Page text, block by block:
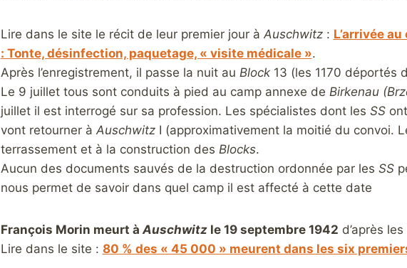
Lire dans le site le récit de leur premier jour à Auschwitz: L’arrivée
: Tonte, désinfection, paquetage, « visite médicale ».
Après l’enregistrement, il passe la nuit au Block13 (les 1170 déportés
Le 9 juillet tous sont conduits à pied au camp annexe de Birkenau
juillet il est interrogé sur sa profession. Les spécialistes dont les SSont
vont retourner à AuschwitzI (approximativement la moitié du convoi.
terrassement et à la construction des Blocks.
Aucun des documents sauvés de la destruction ordonnée par les SS
nous permet de savoir dans quel camp il est affecté à cette date
François Morin meurt à Auschwitzle 19 septembre 1942 d’après
Lire dans le site : 80 % des « 45 000 » meurent dans les six